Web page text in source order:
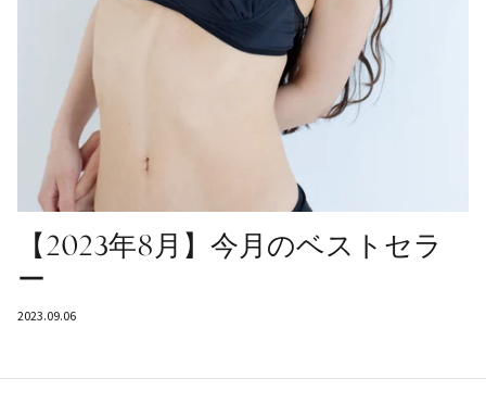
【2023年8月】今月のベストセラ
ー
2023.09.06